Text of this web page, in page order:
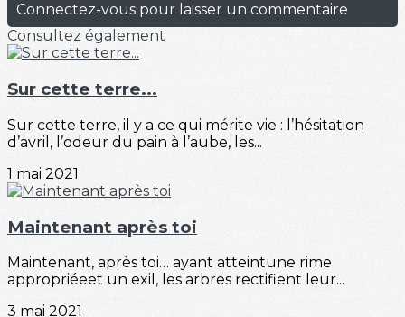
Connectez-vous pour laisser un commentaire
Consultez également
Sur cette terre...
Sur cette terre, il y a ce qui mérite vie : l’hésitation
d’avril, l’odeur du pain à l’aube, les...
1 mai 2021
Maintenant après toi
Maintenant, après toi… ayant atteintune rime
appropriéeet un exil, les arbres rectifient leur...
3 mai 2021